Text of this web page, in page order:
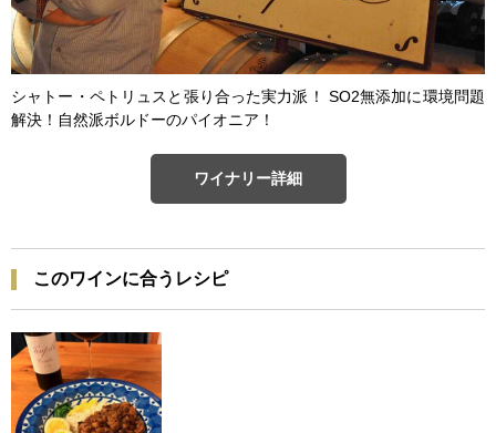
シャトー・ペトリュスと張り合った実力派！ SO2無添加に環境問題
解決！自然派ボルドーのパイオニア！
ワイナリー詳細
このワインに合うレシピ